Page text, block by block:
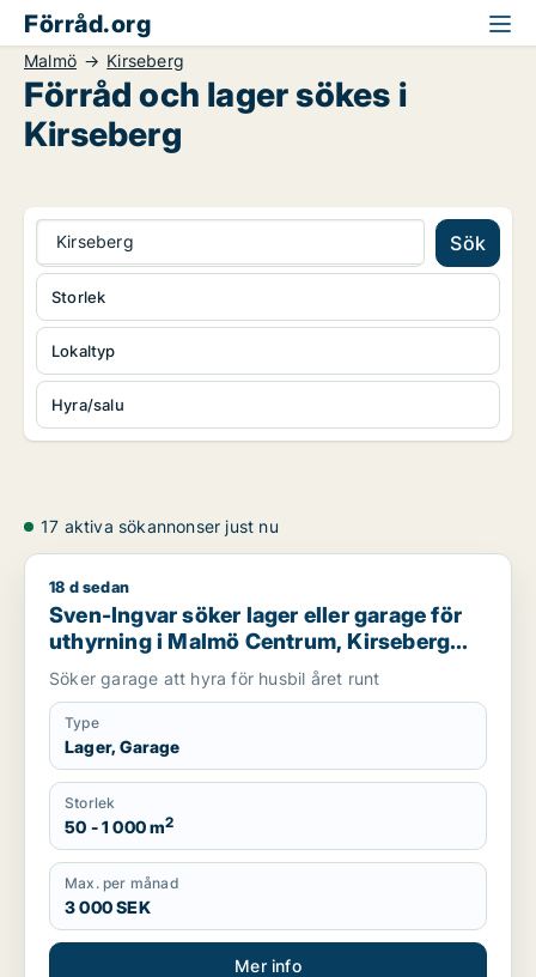
Förråd.org
Malmö Kirseberg
Förråd och lager sökes i
Kirseberg
Kirseberg Sök
Lokaltyp
Hyra/salu
Storlek
17 aktiva sökannonser just nu
Sven-Ingvar söker lager eller garage för uthyrning i Malmö
18 d sedan
Sven-Ingvar söker lager eller garage för
uthyrning i Malmö Centrum, Kirseberg
eller Husie m.fl.
Söker garage att hyra för husbil året runt
Type
Lager, Garage
Storlek
50 - 1 000 m2
Max. per månad
3 000 SEK
Mer info